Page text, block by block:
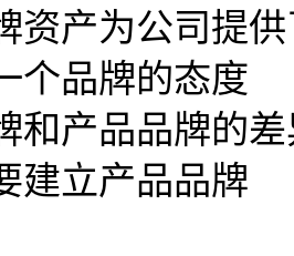
资产为公司提
个品牌的态度
和产品品牌的差
建立产品品牌